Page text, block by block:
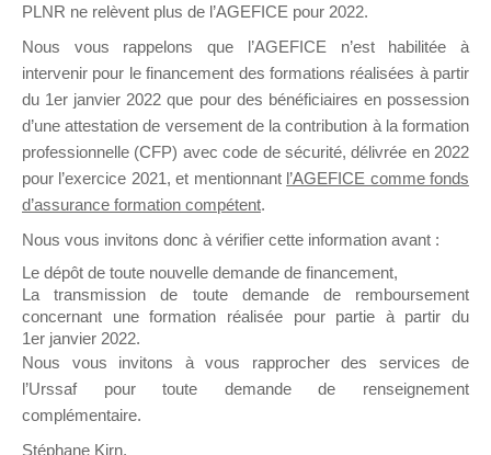
Ce groupe est destiné aux Organismes de
Formation qui souhaitent répondre à l’Appel à
Propositions Mallette du Dirigeant.
Ce groupe propose un forum dédié au support
sur lequel il est possible de laisser un message
ou poser une question.
NB : Il est nécessaire d’être
pouvoir rejoindre ce groupe
PLNR ne relèvent plus de l’AGEFICE pour 2022.
Nous vous rappelons que l’AGEFICE n’est habilitée à
intervenir pour le financement des formations réalisées à partir
du 1er janvier 2022 que pour des bénéficiaires en possession
d’une attestation de versement de la contribution à la formation
professionnelle (CFP) avec code de sécurité, délivrée en 2022
pour l’exercice 2021, et mentionnant l’AGEFICE comme fonds
d’assurance formation compétent.
Nous vous invitons donc à vérifier cette information avant :
Le dépôt de toute nouvelle demande de financement,
La transmission de toute demande de remboursement
concernant une formation réalisée pour partie à partir du
1er janvier 2022.
Nous vous invitons à vous rapprocher des services de
l’Urssaf pour toute demande de renseignement
complémentaire.
Stéphane Kirn,